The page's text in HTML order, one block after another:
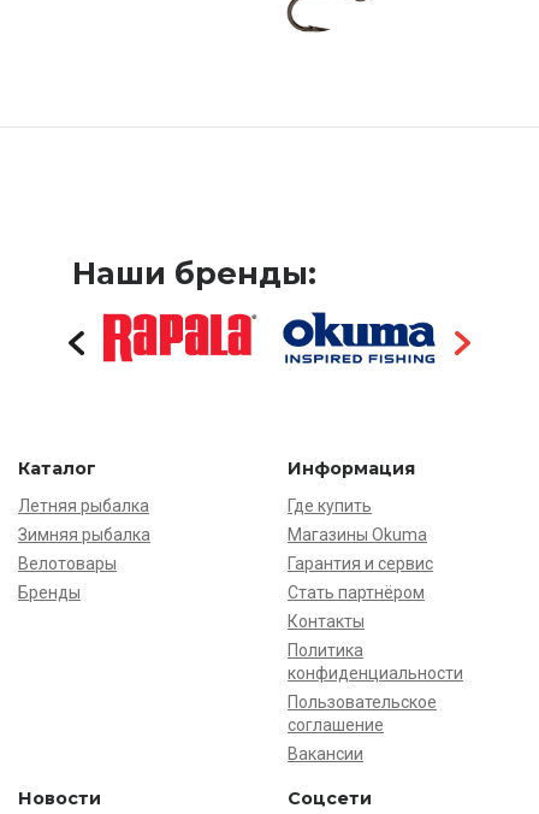
Наши бренды:
Каталог
Летняя рыбалка
Зимняя рыбалка
Велотовары
Бренды
Информация
Где купить
Магазины Okuma
Гарантия и сервис
Стать партнёром
Контакты
Политика
конфиденциальности
Пользовательское
соглашение
Вакансии
Новости Соцсети